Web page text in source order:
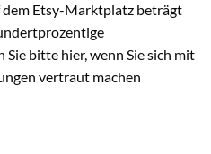
Etsy-Marktplatz beträgt
bitte hier, wenn Sie sich mit
vertraut machen